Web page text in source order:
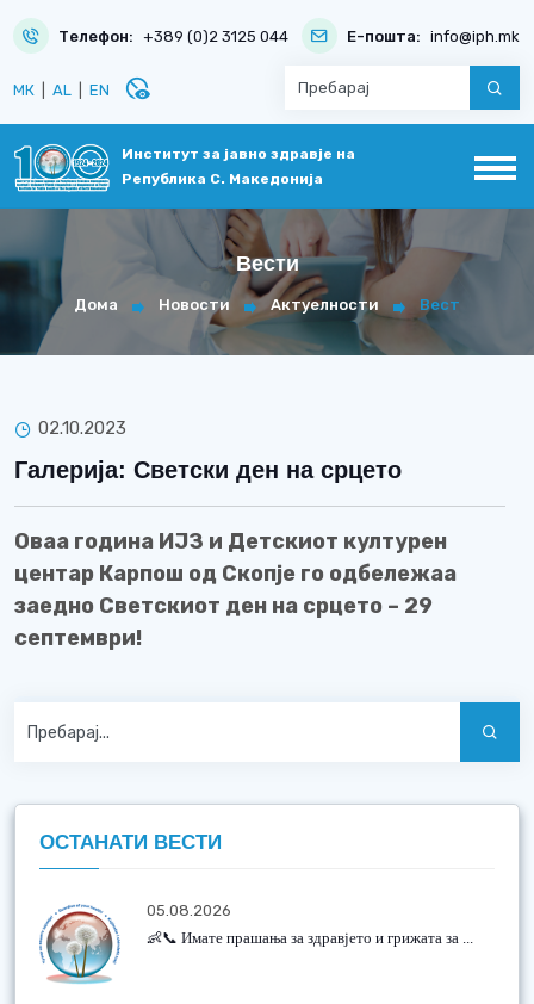
Телефон: +389 (0)2 3125 044 Е-пошта: info@iph.mk
МК AL EN disabled_visible
Институт за јавно здравје на
Република С. Македонија
Вести
Дома Новости Актуелности Вест
02.10.2023
Галерија: Светски ден на срцето
Оваа година ИЈЗ и Детскиот културен
центар Карпош од Скопје го одбележаа
заедно Светскиот ден на срцето – 29
септември!
ОСТАНАТИ ВЕСТИ
05.08.2026
👶📞 Имате прашања за здравјето и грижата за ...